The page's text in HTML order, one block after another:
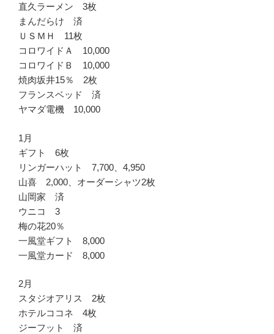
直久ラーメン 3枚
まんだらけ 済
ＵＳＭＨ 11枚
コロワイドＡ 10,000
コロワイドＢ 10,000
焼肉坂井15％ 2枚
フランスベッド 済
ヤマダ電機 10,000
1月
ギフト 6枚
リンガーハット 7,700、4,950
山喜 2,000、オーダーシャツ2枚
山岡家 済
ウニコ 3
梅の花20％
一風堂ギフト 8,000
一風堂カード 8,000
2月
スタジオアリス 2枚
ホテルココネ 4枚
ジーフット 済